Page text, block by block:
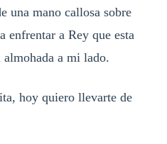
una mano callosa sobre
enfrentar a Rey que esta
a mi lado.
hoy quiero llevarte de